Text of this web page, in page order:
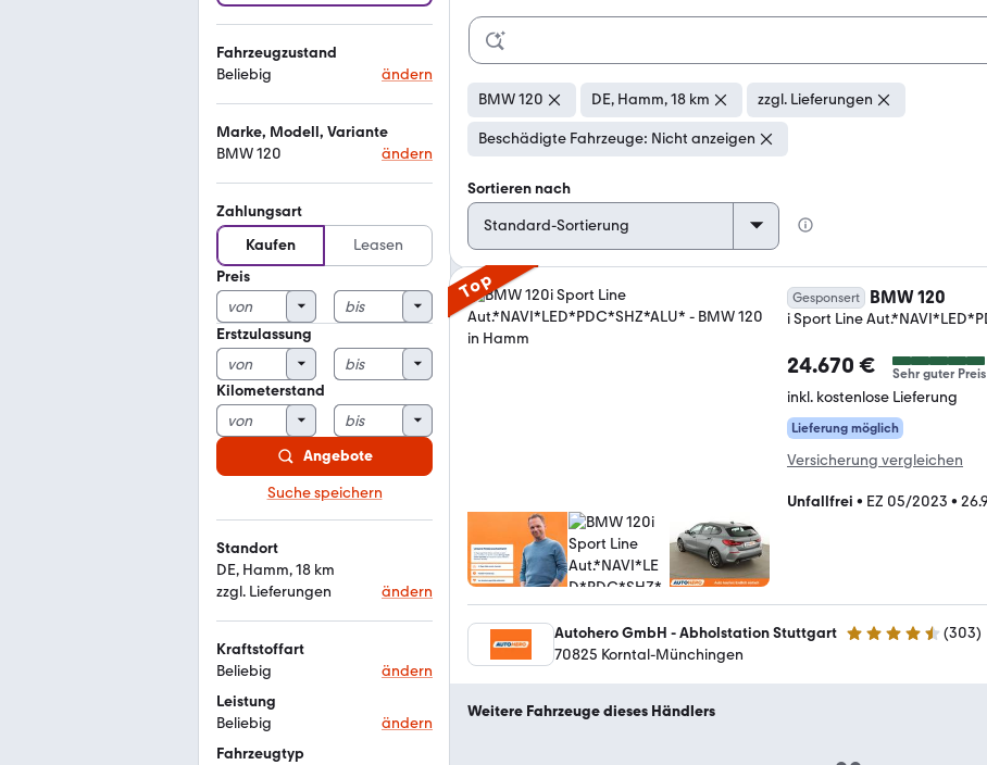
Fahrzeugzustand
Beliebig
ändern
Marke, Modell, Variante
BMW 120
ändern
Zahlungsart
Kaufen
Leasen
Preis
Erstzulassung
Kilometerstand
Angebote
Suche speichern
Standort
DE, Hamm, 18 km
zzgl. Lieferungen
ändern
Kraftstoffart
Beliebig
ändern
Leistung
Beliebig
ändern
Fahrzeugtyp
BMW 120 DE, Hamm, 18 km zzgl. Lieferungen
Beschädigte Fahrzeuge: Nicht anzeigen
Sortieren nach
Top Gesponsert BMW 120
i Sport Line
24.670 € Sehr guter Preis
inkl. kostenlose Lieferung
Lieferung möglich
Versicherung vergleichen
Unfallfrei • EZ 05/2023 •
Autohero GmbH - Abholstation Stuttgart 4.4 Sterne (303)
70825 Korntal-Münchingen
Weitere Fahrzeuge dieses Händlers